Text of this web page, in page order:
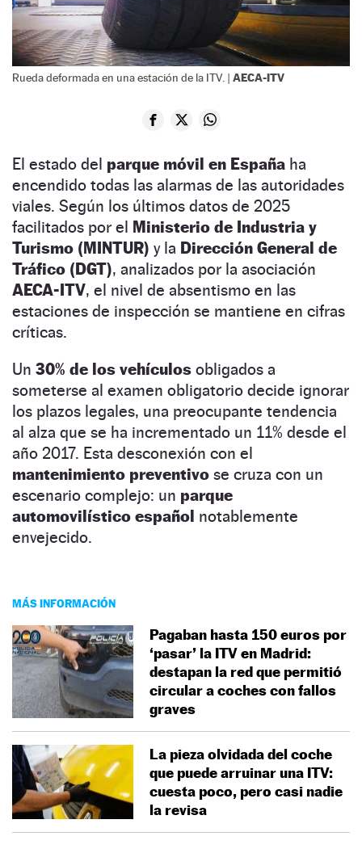
Rueda deformada en una estación de la ITV. | AECA-ITV
El estado del parque móvil en España ha
encendido todas las alarmas de las autoridades
viales. Según los últimos datos de 2025
facilitados por el Ministerio de Industria y
Turismo (MINTUR) y la Dirección General de
Tráfico (DGT), analizados por la asociación
AECA-ITV, el nivel de absentismo en las
estaciones de inspección se mantiene en cifras
críticas.
Un 30% de los vehículos obligados a
someterse al examen obligatorio decide ignorar
los plazos legales, una preocupante tendencia
al alza que se ha incrementado un 11% desde el
año 2017. Esta desconexión con el
mantenimiento preventivo se cruza con un
escenario complejo: un parque
automovilístico español notablemente
envejecido.
MÁS INFORMACIÓN
Pagaban hasta 150 euros por
‘pasar’ la ITV en Madrid:
destapan la red que permitió
circular a coches con fallos
graves
La pieza olvidada del coche
que puede arruinar una ITV:
cuesta poco, pero casi nadie
la revisa